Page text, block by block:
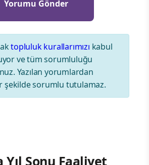
topluluk kurallarımızı kabul
ve tüm sorumluluğu
Yazılan yorumlardan
şekilde sorumlu tutulamaz.
Yıl Sonu Faaliyet